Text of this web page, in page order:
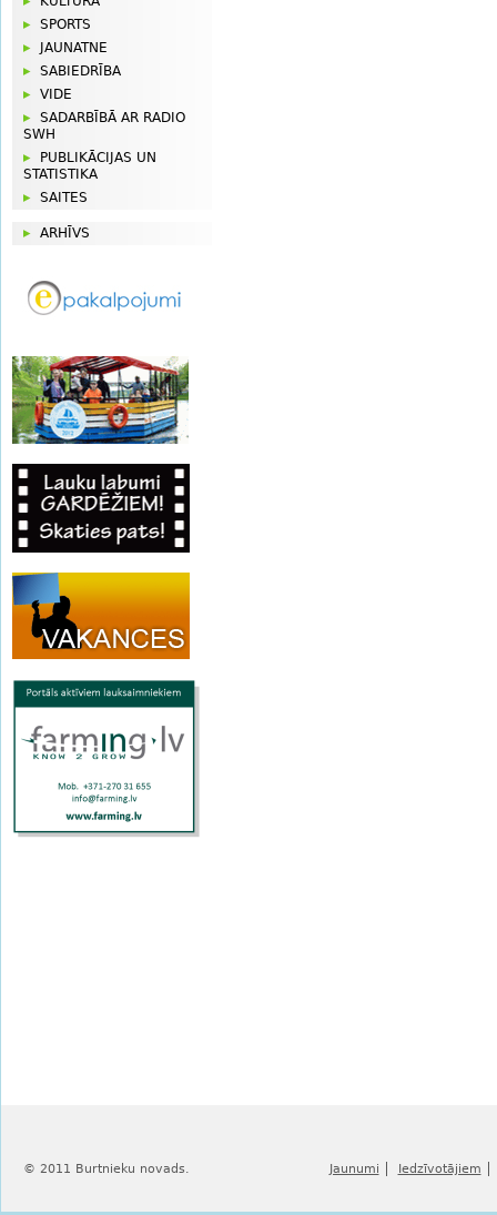
SPORTS
JAUNATNE
SABIEDRĪBA
VIDE
SADARBĪBĀ AR RADIO
SWH
PUBLIKĀCIJAS UN
STATISTIKA
SAITES
ARHĪVS
© 2011 Burtnieku novads. Jaunumi Iedzīvotājiem